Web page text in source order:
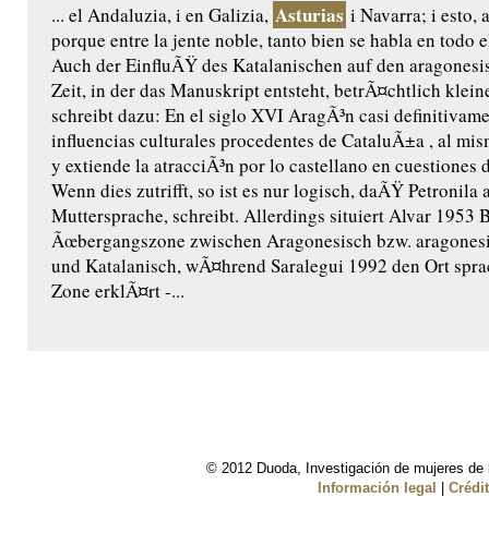
... el Andaluzia, i en Galizia, Asturias i Navarra; i esto,
porque entre la jente noble, tanto bien se habla en todo
Auch der EinfluÃŸ des Katalanischen auf den
Zeit, in der das Manuskript entsteht, betrÃ¤chtlich
schreibt dazu: En el siglo XVI AragÃ³n casi
influencias culturales procedentes de CataluÃ±a , al
y extiende la atracciÃ³n por lo castellano en cuestiones
Wenn dies zutrifft, so ist es nur logisch, daÃŸ Petronila
Muttersprache, schreibt. Allerdings situiert Alvar 1953
Ãœbergangszone zwischen Aragonesisch bzw.
und Katalanisch, wÃ¤hrend Saralegui 1992 den Ort
Zone erklÃ¤rt -...
© 2012 Duoda, Investigación de mujeres
Información legal